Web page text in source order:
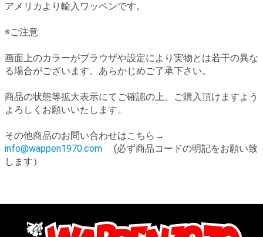
アメリカより輸入ワッペンです。
※ご注意
画面上のカラーがブラウザや設定により実物とは若干の異な
る場合がございます。あらかじめご了承下さい。
商品の状態等拡大表示にてご確認の上、ご購入頂けますよう
よろしくお願いいたします。
その他商品のお問い合わせはこちら→
info@wappen1970.com (必ず商品コードの明記をお願い致
します）